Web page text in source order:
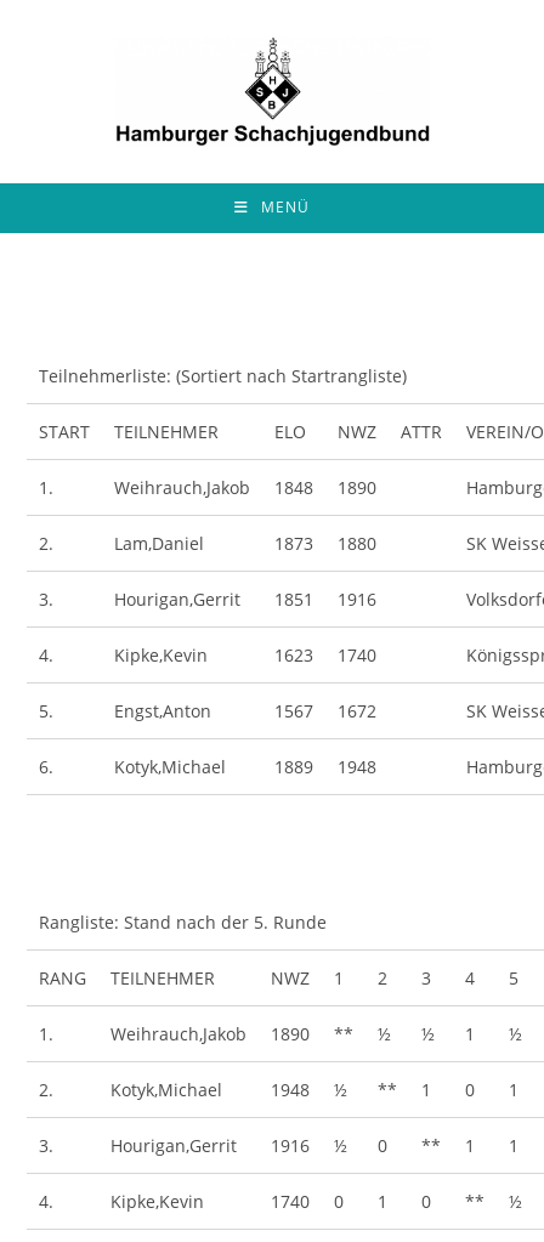
MENÜ
Teilnehmerliste: (Sortiert nach Startrangliste)
START TEILNEHMER ELO NWZ ATTR VEREIN/
1. Weihrauch,Jakob 1848 1890
2. Lam,Daniel 1873 1880 SK
3. Hourigan,Gerrit 1851 1916
4. Kipke,Kevin 1623 1740
5. Engst,Anton 1567 1672 SK
6. Kotyk,Michael 1889 1948
Rangliste: Stand nach der 5. Runde
RANG TEILNEHMER NWZ 1 2 3 4 5
1. Weihrauch,Jakob 1890 ** ½ ½ 1 ½
2. Kotyk,Michael 1948 ½ ** 1 0 1
3. Hourigan,Gerrit 1916 ½ 0 ** 1 1
4. Kipke,Kevin 1740 0 1 0 ** ½